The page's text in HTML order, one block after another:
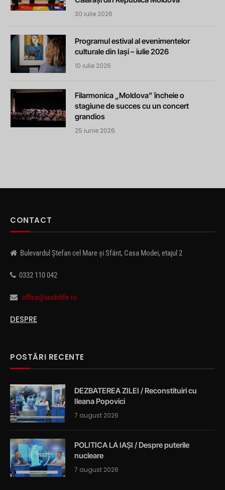
30 iulie 2026
Programul estival al evenimentelor
culturale din Iași – iulie 2026
10 iulie 2026
Filarmonica „Moldova” încheie o
stagiune de succes cu un concert
grandios
25 iunie 2026
CONTACT
Bulevardul Ștefan cel Mare și Sfânt, Casa Modei, etajul 2
0332 110 042
office@iasitvlife.ro
DESPRE
POSTĂRI RECENTE
DEZBATEREA ZILEI / Reconstituiri cu
Ileana Popovici
7 august 2026
POLITICA LA IAȘI / Despre puterile
nucleare
7 august 2026